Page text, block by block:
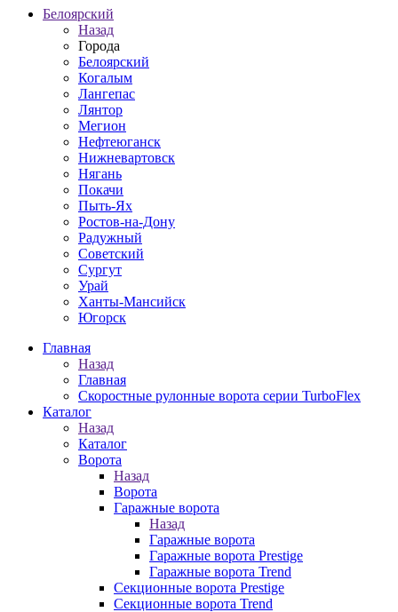
Белоярский
Назад
Города
Белоярский
Когалым
Лангепас
Лянтор
Мегион
Нефтеюганск
Нижневартовск
Нягань
Покачи
Пыть-Ях
Рoстов-на-Дону
Радужный
Советский
Сургут
Урай
Ханты-Мансийск
Югорск
Главная
Назад
Главная
Скоростные рулонные ворота серии TurboFlex
Каталог
Назад
Каталог
Ворота
Назад
Ворота
Гаражные ворота
Назад
Гаражные ворота
Гаражные ворота Prestige
Гаражные ворота Trend
Секционные ворота Prestige
Секционные ворота Trend